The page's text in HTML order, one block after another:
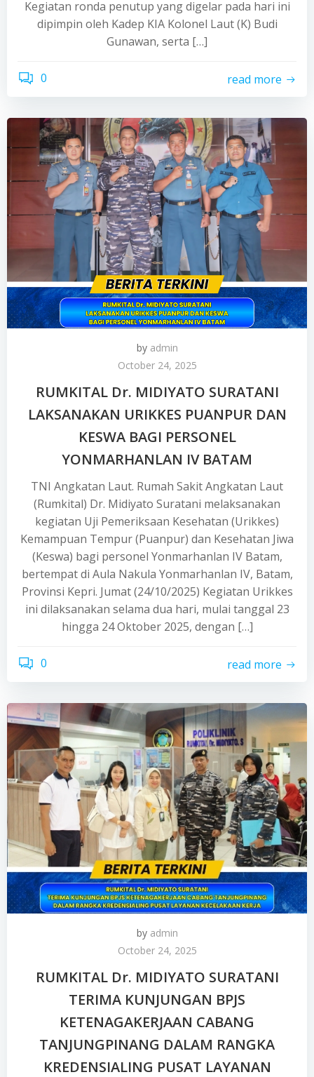
Kegiatan ronda penutup yang digelar pada hari ini
dipimpin oleh Kadep KIA Kolonel Laut (K) Budi
Gunawan, serta […]
0 read more
by admin
October 24, 2025
RUMKITAL Dr. MIDIYATO SURATANI
LAKSANAKAN URIKKES PUANPUR DAN
KESWA BAGI PERSONEL
YONMARHANLAN IV BATAM
TNI Angkatan Laut. Rumah Sakit Angkatan Laut
(Rumkital) Dr. Midiyato Suratani melaksanakan
kegiatan Uji Pemeriksaan Kesehatan (Urikkes)
Kemampuan Tempur (Puanpur) dan Kesehatan Jiwa
(Keswa) bagi personel Yonmarhanlan IV Batam,
bertempat di Aula Nakula Yonmarhanlan IV, Batam,
Provinsi Kepri. Jumat (24/10/2025) Kegiatan Urikkes
ini dilaksanakan selama dua hari, mulai tanggal 23
hingga 24 Oktober 2025, dengan […]
0 read more
by admin
October 24, 2025
RUMKITAL Dr. MIDIYATO SURATANI
TERIMA KUNJUNGAN BPJS
KETENAGAKERJAAN CABANG
TANJUNGPINANG DALAM RANGKA
KREDENSIALING PUSAT LAYANAN